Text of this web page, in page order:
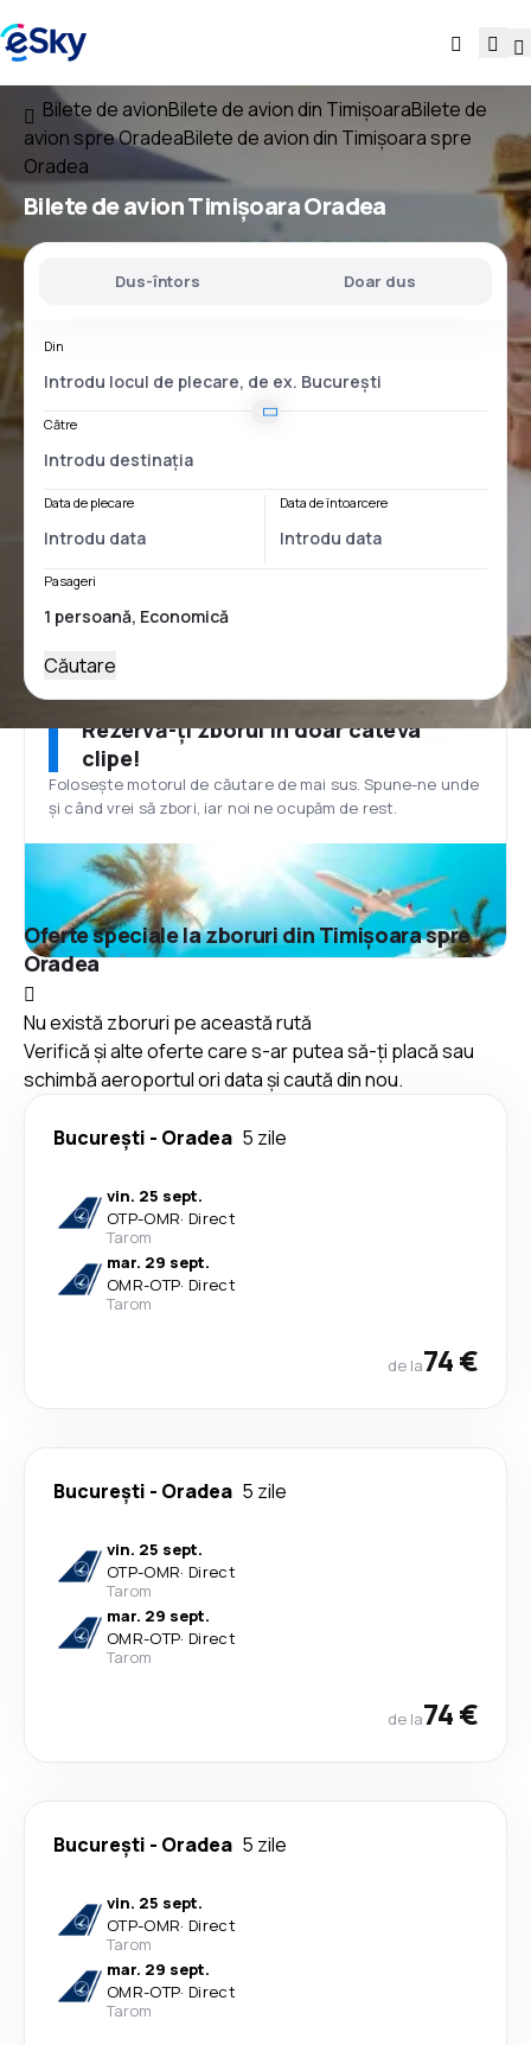
Bilete de avionBilete de avion din TimișoaraBilete de
avion spre OradeaBilete de avion din Timișoara spre
Oradea
Bilete de avionTimișoara Oradea
Dus-întors Doar dus
Din
Către
Data de plecare Data de întoarcere
Pasageri
Căutare
Rezervă-ți zborul în doar câteva
clipe!
Folosește motorul de căutare de mai sus. Spune-ne unde
și când vrei să zbori, iar noi ne ocupăm de rest.
Oferte speciale la zboruri din Timișoara spre
Oradea
Nu există zboruri pe această rută
Verifică și alte oferte care s-ar putea să-ți placă sau
schimbă aeroportul ori data și caută din nou.
București - Oradea 5 zile
vin. 25 sept.
OTP-OMR· Direct
Tarom
mar. 29 sept.
OMR-OTP· Direct
Tarom
de la74 €
București - Oradea 5 zile
vin. 25 sept.
OTP-OMR· Direct
Tarom
mar. 29 sept.
OMR-OTP· Direct
Tarom
de la74 €
București - Oradea 5 zile
vin. 25 sept.
OTP-OMR· Direct
Tarom
mar. 29 sept.
OMR-OTP· Direct
Tarom